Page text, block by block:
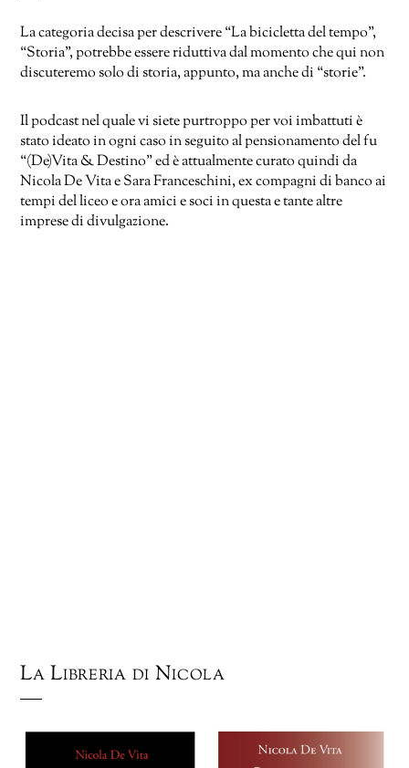
La categoria decisa per descrivere “La bicicletta del tempo”,
“Storia”, potrebbe essere riduttiva dal momento che qui non
discuteremo solo di storia, appunto, ma anche di “storie”.
Il podcast nel quale vi siete purtroppo per voi imbattuti è
stato ideato in ogni caso in seguito al pensionamento del fu
“(De)Vita & Destino” ed è attualmente curato quindi da
Nicola De Vita e Sara Franceschini, ex compagni di banco ai
tempi del liceo e ora amici e soci in questa e tante altre
imprese di divulgazione.
La Libreria di Nicola